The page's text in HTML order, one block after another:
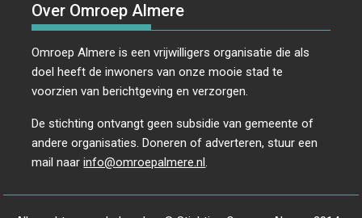
Over Omroep Almere
Omroep Almere is een vrijwilligers organisatie die als
doel heeft de inwoners van onze mooie stad te
voorzien van berichtgeving en verzorgen.
De stichting ontvangt geen subsidie van gemeente of
andere organisaties. Doneren of adverteren, stuur een
mail naarinfo@omroepalmere.nl.